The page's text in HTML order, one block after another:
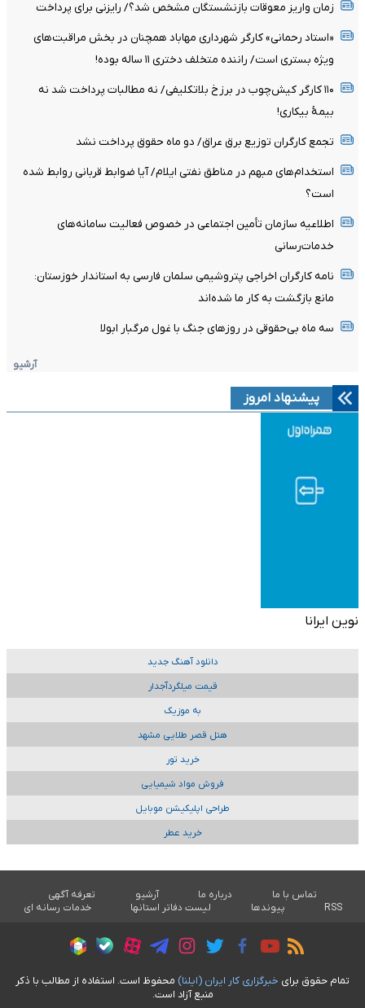
زمان واریز معوقات بازنشستگان مشخص شد؟/ رایزنی برای پرداخت
«استاد رحمانی» کارگر شهرداری مهاباد همچنان در بخش مراقبت‌های
ویژه بستری است/ راننده متخلف دختری ۱۱ ساله بوده!
۱۱۰ کارگر کیش‌چوب در برزخ بلاتکلیفی/ نه مطالبات پرداخت شد نه
بیمۀ بیکاری!
تجمع کارگران توزیع برق عراق/ دو ماه حقوق پرداخت نشد
استخدام‌های مبهم در مناطق نفتی ایلام/ آیا ضوابط قربانی روابط شده
است؟
اطلاعیه سازمان تأمین اجتماعی در خصوص فعالیت سامانه‌های
خدمات‌رسانی
نامه کارگران اخراجی پتروشیمی سلمان فارسی به استاندار خوزستان:
مانع بازگشت به کار ما شده‌اند
سه ماه بی‌حقوقی در روزهای جنگ با غول مرگبار ابولا
آرشیو
پیشنهاد امروز
نوین ایرانا
دانلود آهنگ جدید
قیمت میلگردآجدار
به موزیک
هتل قصر طلایی مشهد
خرید تور
فروش مواد شیمیایی
طراحی اپلیکیشن موبایل
خرید عطر
تماس با ما درباره ما آرشیو
تعرفه آگهی
RSS
پیوندها لیست دفاتر استانها خدمات رسانه ای
تمام حقوق برای خبرگزاری کار ايران (ايلنا) محفوظ است. استفاده از مطالب با ذکر
منبع آزاد است.